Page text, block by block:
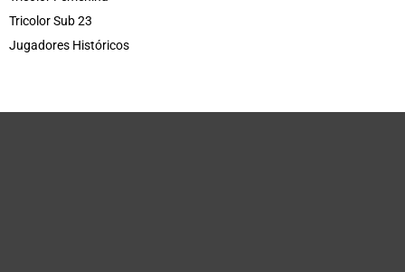
Tricolor Sub 23
Jugadores Históricos